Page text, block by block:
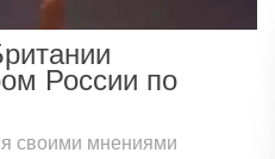
России по
своими мнениями